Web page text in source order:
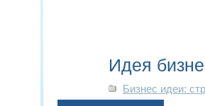
Идея
Бизнес идеи: